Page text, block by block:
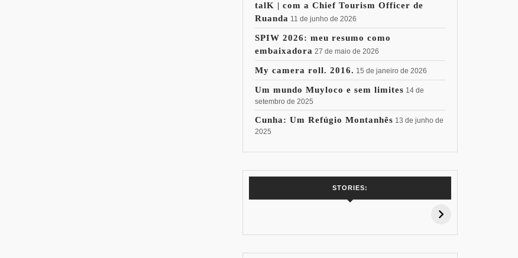
talK | com a Chief Tourism Officer de
Ruanda 11 de junho de 2026
SPIW 2026: meu resumo como
embaixadora 27 de maio de 2026
My camera roll. 2016. 15 de janeiro de 2026
Um mundo Muyloco e sem limites 14 de
setembro de 2025
Cunha: Um Refúgio Montanhês 13 de junho de
2025
STORIES:
7 Vinhos com +
15% de
Pessoal: Os